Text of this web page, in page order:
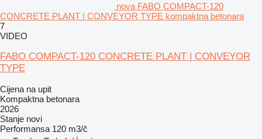
nova FABO COMPACT-120
CONCRETE PLANT | CONVEYOR TYPE kompaktna betonara
7
VIDEO
FABO COMPACT-120 CONCRETE PLANT | CONVEYOR
TYPE
Cijena na upit
Kompaktna betonara
2026
Stanje novi
Performansa 120 m3/č